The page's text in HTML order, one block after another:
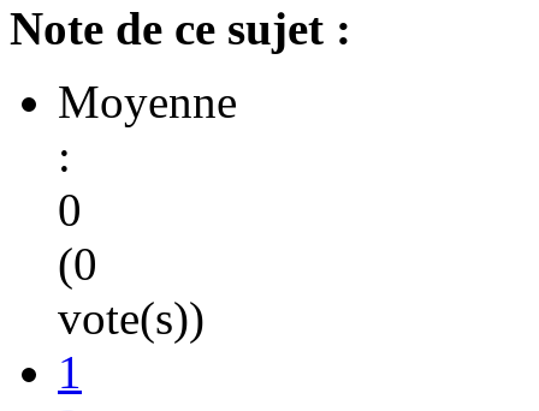
Note de ce sujet :
Moyenne
:
0
(0
vote(s))
1